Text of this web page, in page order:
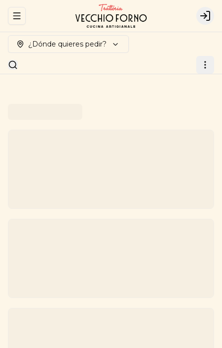
Abrir menu de navegación
¿Dónde quieres pedir?